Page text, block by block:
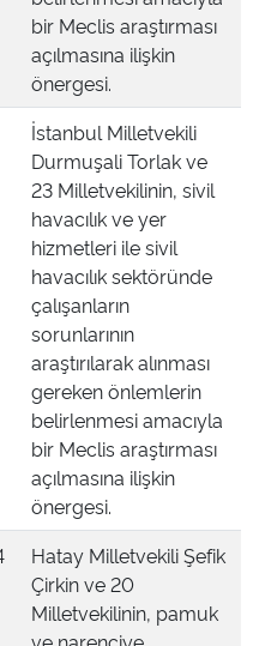
bir Meclis araştırması
açılmasına ilişkin
önergesi.
İstanbul Milletvekili
Durmuşali Torlak ve
23 Milletvekilinin, sivil
havacılık ve yer
hizmetleri ile sivil
havacılık sektöründe
çalışanların
sorunlarının
araştırılarak alınması
gereken önlemlerin
belirlenmesi amacıyla
bir Meclis araştırması
açılmasına ilişkin
önergesi.
Hatay Milletvekili Şefik
Çirkin ve 20
Milletvekilinin, pamuk